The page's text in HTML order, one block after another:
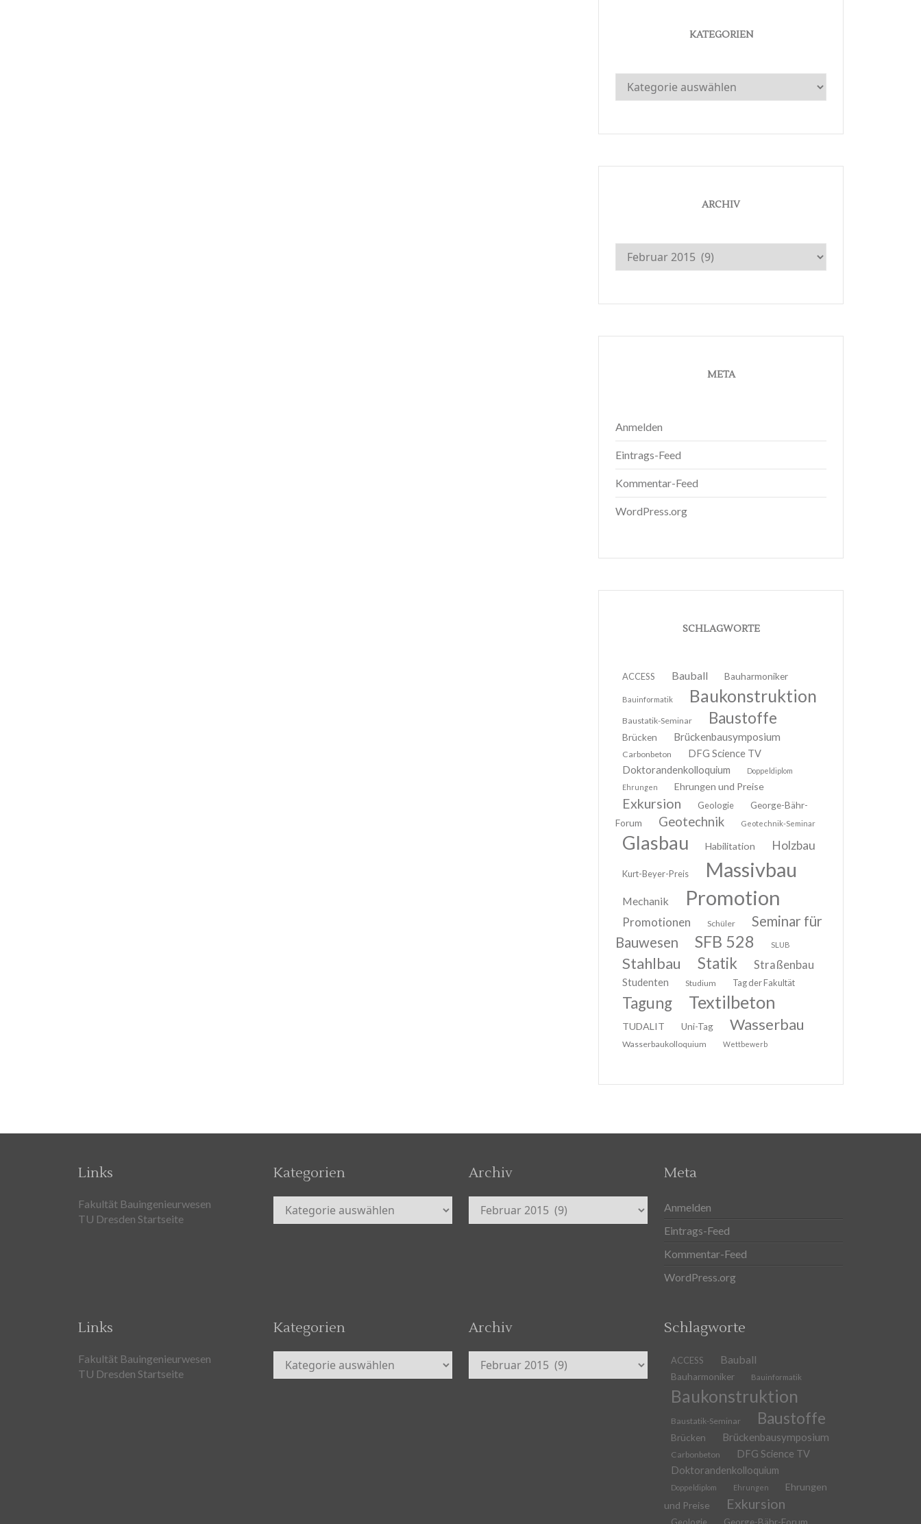
KATEGORIEN
Kategorien
ARCHIV
Archiv
META
Anmelden
Eintrags-Feed
Kommentar-Feed
WordPress.org
SCHLAGWORTE
ACCESS Bauball Bauharmoniker
Bauinformatik Baukonstruktion
Baustatik-Seminar Baustoffe
Brücken Brückenbausymposium
Carbonbeton
DFG Science TV
Doktorandenkolloquium
Doppeldiplom
Ehrungen
Ehrungen und Preise
Exkursion Geologie
George-Bähr-
Forum
Geotechnik Geotechnik-Seminar
Glasbau Habilitation Holzbau
Kurt-Beyer-Preis Massivbau
Mechanik Promotion
Promotionen Schüler
Seminar für
Bauwesen
SFB 528 SLUB
Stahlbau Statik Straßenbau
Studenten Studium Tag der Fakultät
Tagung Textilbeton
TUDALIT Uni-Tag Wasserbau
Wasserbaukolloquium Wettbewerb
Links
Fakultät Bauingenieurwesen
TU Dresden Startseite
Kategorien
Kategorien
Archiv
Archiv
Meta
Anmelden
Eintrags-Feed
Kommentar-Feed
WordPress.org
Links
Fakultät Bauingenieurwesen
TU Dresden Startseite
Kategorien
Kategorien
Archiv
Archiv
Schlagworte
ACCESS Bauball
Bauharmoniker Bauinformatik
Baukonstruktion
Baustatik-Seminar Baustoffe
Brücken Brückenbausymposium
Carbonbeton
DFG Science TV
Doktorandenkolloquium
Doppeldiplom Ehrungen
Ehrungen
und Preise
Exkursion
Geologie George-Bähr-Forum